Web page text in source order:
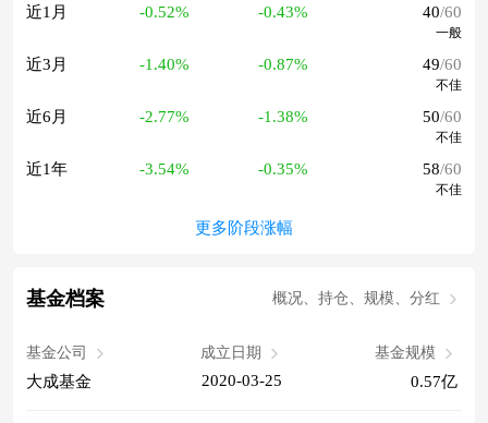
近1月 -0.52% -0.43% 40/60
一般
近3月 -1.40% -0.87% 49/60
不佳
近6月 -2.77% -1.38% 50/60
不佳
近1年 -3.54% -0.35% 58/60
不佳
更多阶段涨幅
基金档案 概况、持仓、规模、分红
基金公司
大成基金
成立日期
2020-03-25
基金规模
0.57亿